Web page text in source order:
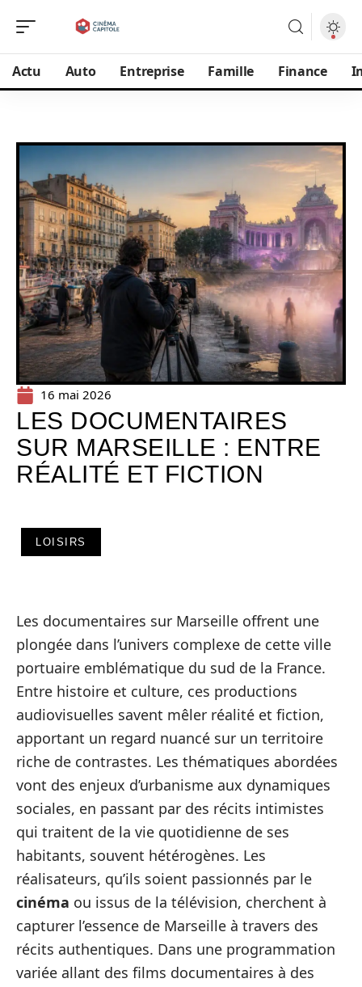
Actu Auto Entreprise Famille Finance
16 mai 2026
LES DOCUMENTAIRES
SUR MARSEILLE : ENTRE
RÉALITÉ ET FICTION
LOISIRS
Les documentaires sur Marseille offrent une
plongée dans l’univers complexe de cette ville
portuaire emblématique du sud de la France.
Entre histoire et culture, ces productions
audiovisuelles savent mêler réalité et fiction,
apportant un regard nuancé sur un territoire
riche de contrastes. Les thématiques abordées
vont des enjeux d’urbanisme aux dynamiques
sociales, en passant par des récits intimistes
qui traitent de la vie quotidienne de ses
habitants, souvent hétérogènes. Les
réalisateurs, qu’ils soient passionnés par le
cinéma ou issus de la télévision, cherchent à
capturer l’essence de Marseille à travers des
récits authentiques. Dans une programmation
variée allant des films documentaires à des